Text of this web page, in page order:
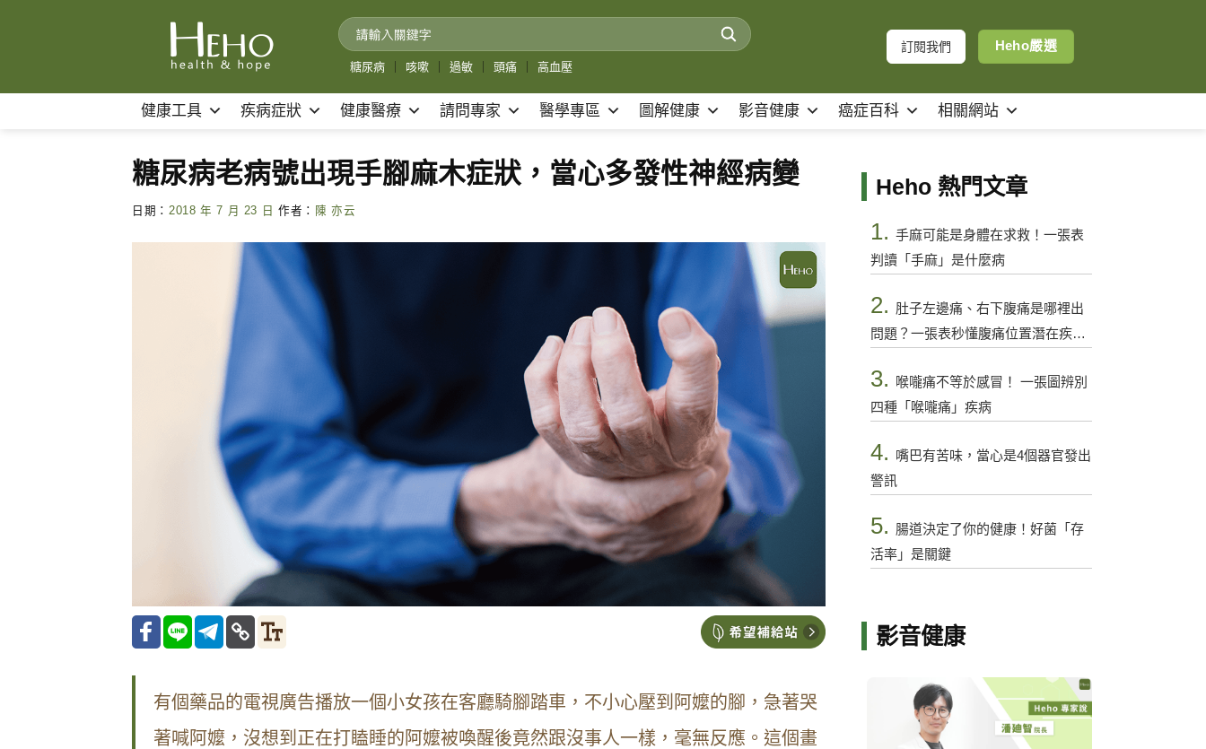
糖尿病 咳嗽 過敏 頭痛 高血壓
訂閱我們 Heho嚴選
健康工具 疾病症狀 健康醫療 請問專家 醫學專區 圖解健康 影音健康 癌症百科 相關網站
糖尿病老病號出現手腳麻木症狀，當心多發性神經病變
日期： 2018 年 7 月 23 日 作者： 陳 亦云
有個藥品的電視廣告播放一個小女孩在客廳騎腳踏車，不小心壓到阿嬤的腳，急著哭
著喊阿嬤，沒想到正在打瞌睡的阿嬤被喚醒後竟然跟沒事人一樣，毫無反應。這個畫
Heho 熱門文章
1. 手麻可能是身體在求救！一張表
判讀「手麻」是什麼病
2. 肚子左邊痛、右下腹痛是哪裡出
問題？一張表秒懂腹痛位置潛在疾病
3.
喉嚨痛不等於感冒！ 一張圖辨別
四種「喉嚨痛」疾病
4. 嘴巴有苦味，當心是4個器官發出
警訊
5. 腸道決定了你的健康！好菌「存
活率」是關鍵
影音健康